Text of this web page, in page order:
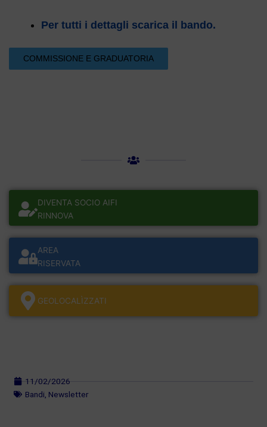
Per tutti i dettagli scarica il bando.
COMMISSIONE E GRADUATORIA
DIVENTA SOCIO AIFI
RINNOVA
AREA
RISERVATA
GEOLOCALÌZZATI
11/02/2026
Bandi Newsletter